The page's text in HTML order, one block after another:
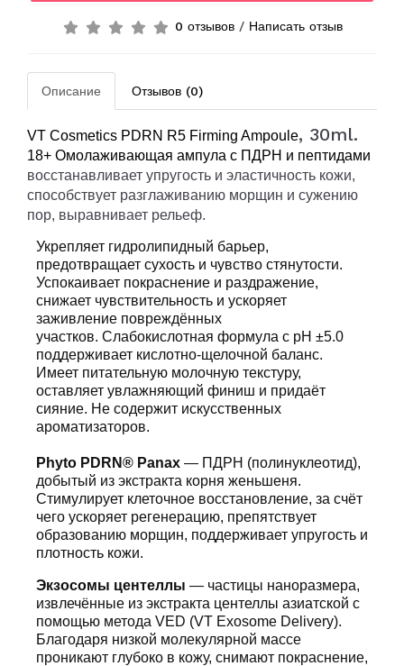
0 отзывов/ Написать отзыв
Описание Отзывов (0)
VT Cosmetics PDRN R5 Firming Ampoule, 30ml.
18+ Омолаживающая ампула с ПДРН и пептидами
восстанавливает упругость и эластичность кожи,
способствует разглаживанию морщин и сужению
пор, выравнивает рельеф.
Укрепляет гидролипидный барьер,
предотвращает сухость и чувство стянутости.
Успокаивает покраснение и раздражение,
снижает чувствительность и ускоряет
заживление повреждённых
участков. Слабокислотная формула с pH ±5.0
поддерживает кислотно-щелочной баланс.
Имеет питательную молочную текстуру,
оставляет увлажняющий финиш и придаёт
сияние. Не содержит искусственных
ароматизаторов.
Phyto PDRN® Panax — ПДРН (полинуклеотид),
добытый из экстракта корня женьшеня.
Стимулирует клеточное восстановление, за счёт
чего ускоряет регенерацию, препятствует
образованию морщин, поддерживает упругость и
плотность кожи.
Экзосомы центеллы — частицы наноразмера,
извлечённые из экстракта центеллы азиатской с
помощью метода VED (VT Exosome Delivery).
Благодаря низкой молекулярной массе
проникают глубоко в кожу, снимают покраснение,